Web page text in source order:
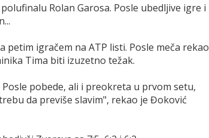
Rolan Garosa. Posle ubedljive igre i
igračem na ATP listi. Posle meča rekao
Tima biti izuzetno težak.
pobede, ali i preokreta u prvom setu,
da previše slavim", rekao je Đoković